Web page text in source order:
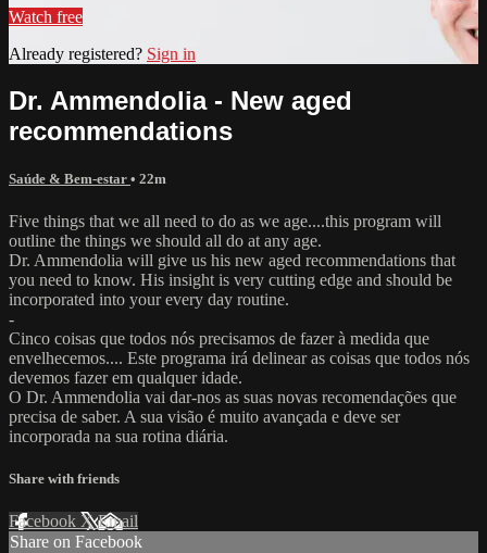
Watch free
Already registered? Sign in
Dr. Ammendolia - New aged
recommendations
Saúde & Bem-estar • 22m
Five things that we all need to do as we age....this program will
outline the things we should all do at any age.
Dr. Ammendolia will give us his new aged recommendations that
you need to know. His insight is very cutting edge and should be
incorporated into your every day routine.
-
Cinco coisas que todos nós precisamos de fazer à medida que
envelhecemos.... Este programa irá delinear as coisas que todos nós
devemos fazer em qualquer idade.
O Dr. Ammendolia vai dar-nos as suas novas recomendações que
precisa de saber. A sua visão é muito avançada e deve ser
incorporada na sua rotina diária.
Share with friends
Facebook XEmail
Share on Facebook